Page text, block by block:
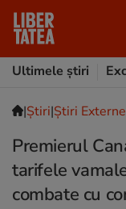
Ultimele știri
|Ştiri|Știri Externe
Premierul
tarifele
combate cu